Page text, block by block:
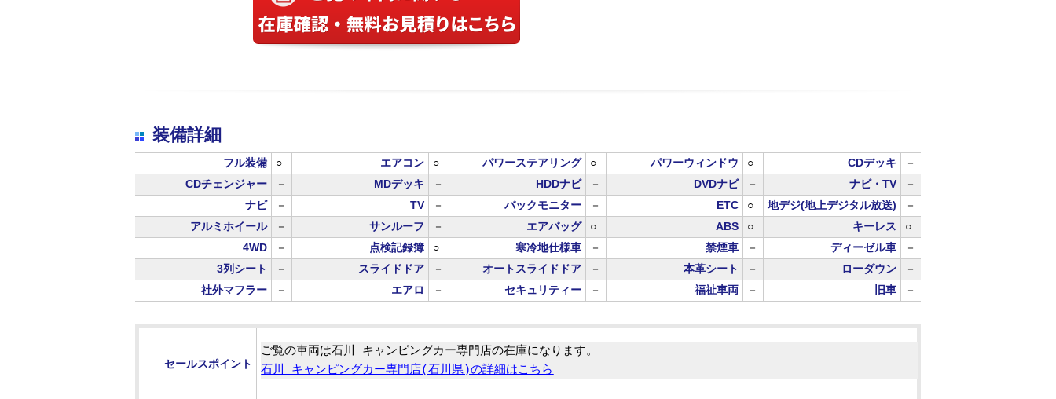
装備詳細
フル装備 ○ エアコン ○ パワーステアリング ○ パワーウィンドウ ○ CDデッキ
－
CDチェンジャー
－ MDデッキ － HDDナビ － DVDナビ － ナビ・TV
－
ナビ
－ TV － バックモニター － ETC ○ 地デジ(地上デジタル放送)
－
アルミホイール
－ サンルーフ － エアバッグ ○ ABS ○ キーレス
○
4WD
－ 点検記録簿 ○ 寒冷地仕様車 － 禁煙車 － ディーゼル車
－
3列シート
－ スライドドア － オートスライドドア － 本革シート － ローダウン
－
社外マフラー
－ エアロ － セキュリティー － 福祉車両 － 旧車 －
セールスポイント
ご覧の車両は石川 キャンピングカー専門店の在庫になります。
石川 キャンピングカー専門店(石川県)の詳細はこちら